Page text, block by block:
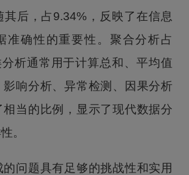
其后，占9.34%，反映了在信息
准确性的重要性。聚合分析占
析通常用于计算总和、平均值
影响分析、异常检测、因果分析
相当的比例，显示了现代数据分
。
问题具有足够的挑战性和实用